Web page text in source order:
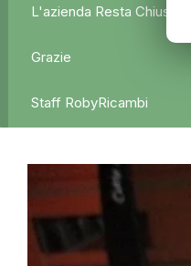
L'azienda Resta Chiusa
Grazie
Staff RobyRicambi